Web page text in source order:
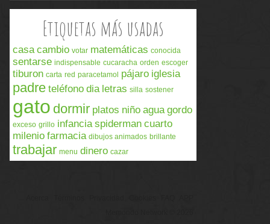
Etiquetas más usadas
casa cambio votar matemáticas conocida
sentarse indispensable cucaracha orden escoger
tiburon carta red paracetamol pájaro iglesia
padre teléfono dia letras silla sostener
gato dormir platos niño agua gordo
exceso grillo infancia spiderman cuarto
milenio farmacia dibujos animados brillante
trabajar menu dinero cazar